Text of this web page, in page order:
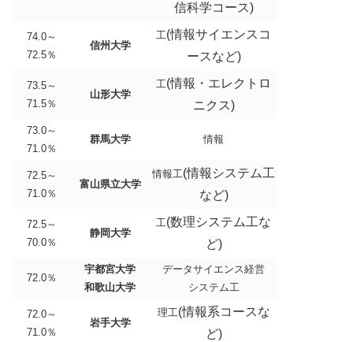
信科学コース)
74.0～
72.5％
信州大学
工(情報サイエンスコ
ースなど)
73.5～
71.5％
山形大学
工(情報・エレクトロ
ニクス)
73.0～
71.0％
群馬大学 情報
72.5～
71.0％
富山県立大学
情報工(情報システム工
など)
72.5～
70.0％
静岡大学
工(数理システム工な
ど)
72.0％
宇都宮大学
和歌山大学
データサイエンス経営
システム工
72.0～
71.0％
岩手大学
理工(情報系コースな
ど)